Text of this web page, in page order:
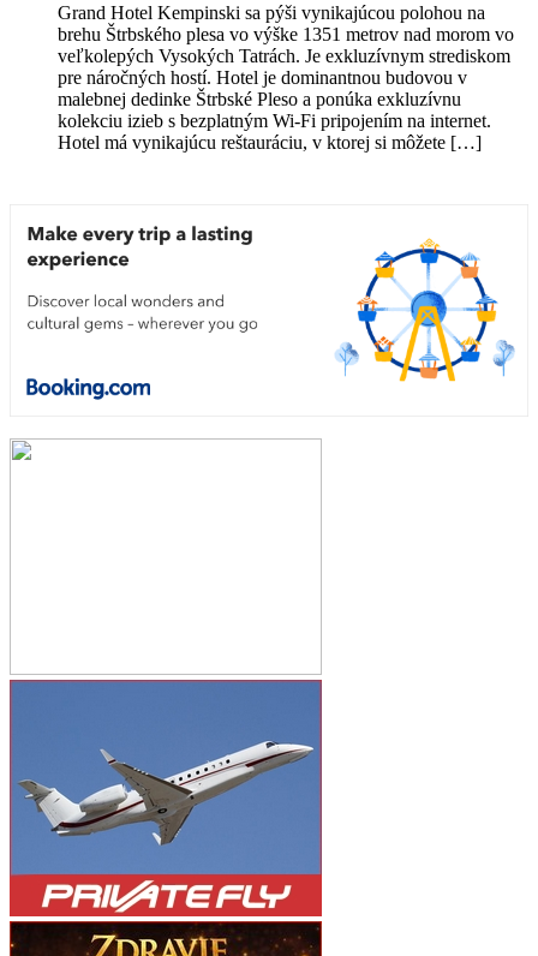
Grand Hotel Kempinski sa pýši vynikajúcou polohou na
brehu Štrbského plesa vo výške 1351 metrov nad morom vo
veľkolepých Vysokých Tatrách. Je exkluzívnym strediskom
pre náročných hostí. Hotel je dominantnou budovou v
malebnej dedinke Štrbské Pleso a ponúka exkluzívnu
kolekciu izieb s bezplatným Wi-Fi pripojením na internet.
Hotel má vynikajúcu reštauráciu, v ktorej si môžete […]